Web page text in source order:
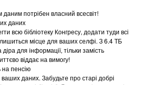
потрібен власний всесвіт!
даних
всю бібліотеку Конгресу, додати туди всі
місце для ваших селфі. З 6.4 ТБ
для інформації, тільки замість
віддає на вимогу!
на пенсію
даних. Забудьте про старі добрі